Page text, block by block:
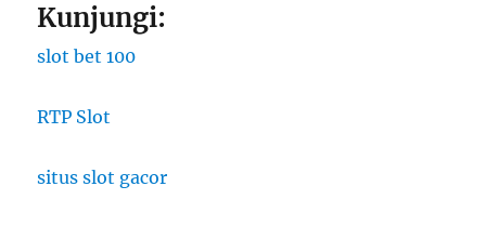
Kunjungi:
slot bet 100
RTP Slot
situs slot gacor